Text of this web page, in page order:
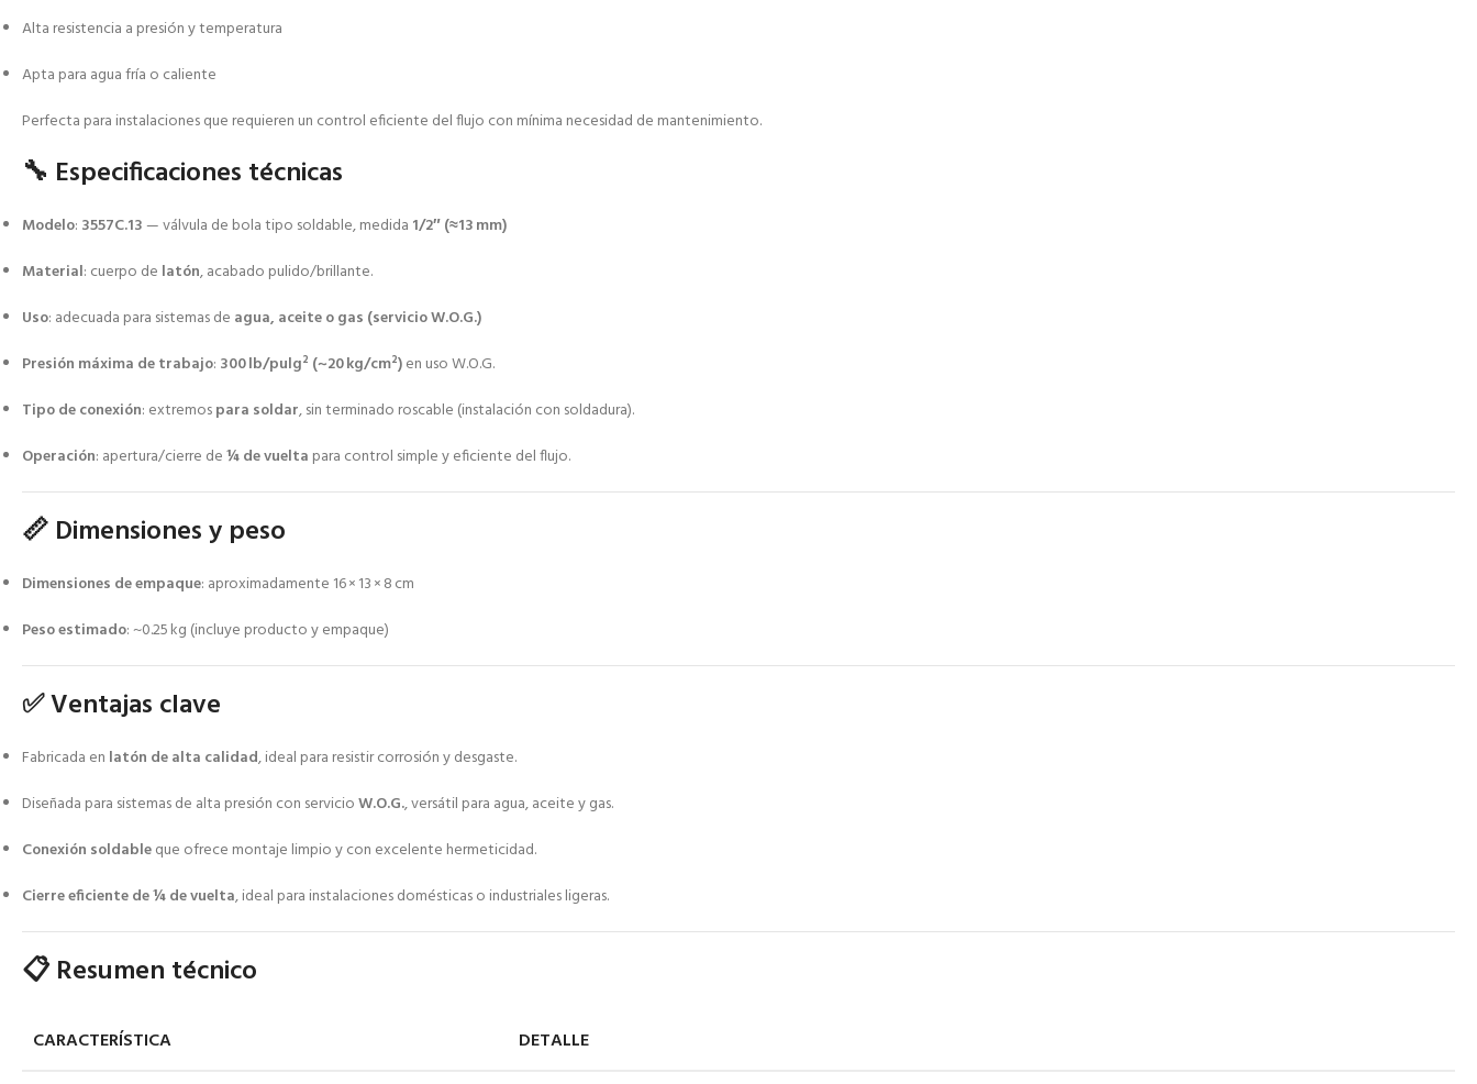
Alta resistencia a presión y temperatura
Apta para agua fría o caliente
Perfecta para instalaciones que requieren un control eficiente del flujo con mínima necesidad de mantenimiento.
🔧 Especificaciones técnicas
Modelo: 3557C.13— válvula de bola tipo soldable, medida 1/2″ (≈13 mm)
Material: cuerpo de latón, acabado pulido/brillante.
Uso: adecuada para sistemas de agua, aceite o gas (servicio W.O.G.)
Presión máxima de trabajo: 300 lb/pulg² (~20 kg/cm²)en uso W.O.G.
Tipo de conexión: extremospara soldar, sin terminado roscable (instalación con soldadura).
Operación: apertura/cierre de¼ de vuelta para control simple y eficiente del flujo.
📏 Dimensiones y peso
Dimensiones de empaque: aproximadamente 16 × 13 × 8 cm
Peso estimado: ~0.25 kg (incluye producto y empaque)
✅ Ventajas clave
Fabricada en latón de alta calidad, ideal para resistir corrosión y desgaste.
Diseñada para sistemas de alta presión con servicioW.O.G., versátil para agua, aceite y gas.
Conexión soldableque ofrece montaje limpio y con excelente hermeticidad.
Cierre eficiente de ¼ de vuelta, ideal para instalaciones domésticas o industriales ligeras.
📋 Resumen técnico
CARACTERÍSTICA DETALLE